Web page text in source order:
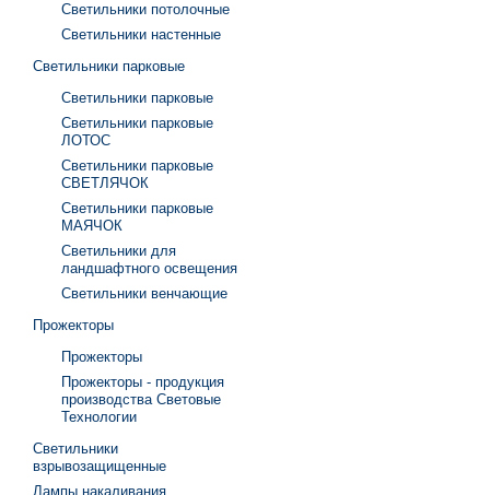
Светильники потолочные
Светильники настенные
Светильники парковые
Светильники парковые
Светильники парковые
ЛОТОС
Светильники парковые
СВЕТЛЯЧОК
Светильники парковые
МАЯЧОК
Светильники для
ландшафтного освещения
Светильники венчающие
Прожекторы
Прожекторы
Прожекторы - продукция
производства Световые
Технологии
Светильники
взрывозащищенные
Лампы накаливания